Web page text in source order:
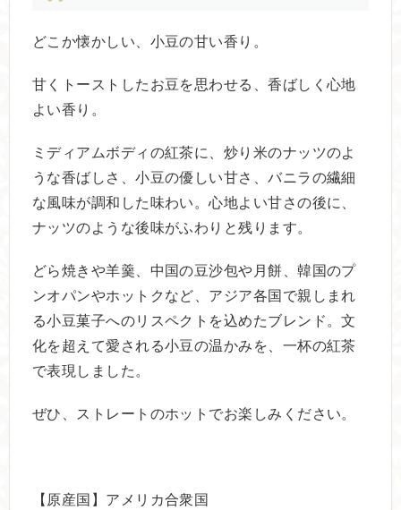
どこか懐かしい、小豆の甘い香り。
甘くトーストしたお豆を思わせる、香ばしく心地
よい香り。
ミディアムボディの紅茶に、炒り米のナッツのよ
うな香ばしさ、小豆の優しい甘さ、バニラの繊細
な風味が調和した味わい。心地よい甘さの後に、
ナッツのような後味がふわりと残ります。
どら焼きや羊羹、中国の豆沙包や月餅、韓国のプ
ンオパンやホットクなど、アジア各国で親しまれ
る小豆菓子へのリスペクトを込めたブレンド。文
化を超えて愛される小豆の温かみを、一杯の紅茶
で表現しました。
ぜひ、ストレートのホットでお楽しみください。
【原産国】アメリカ合衆国